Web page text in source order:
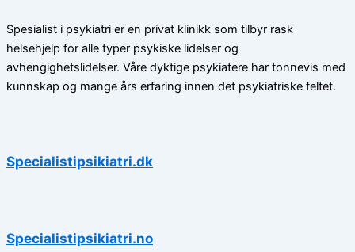
Spesialist i psykiatri er en privat klinikk som tilbyr rask
helsehjelp for alle typer psykiske lidelser og
avhengighetslidelser. Våre dyktige psykiatere har tonnevis med
kunnskap og mange års erfaring innen det psykiatriske feltet.
Specialistipsikiatri.dk
Specialistipsikiatri.no